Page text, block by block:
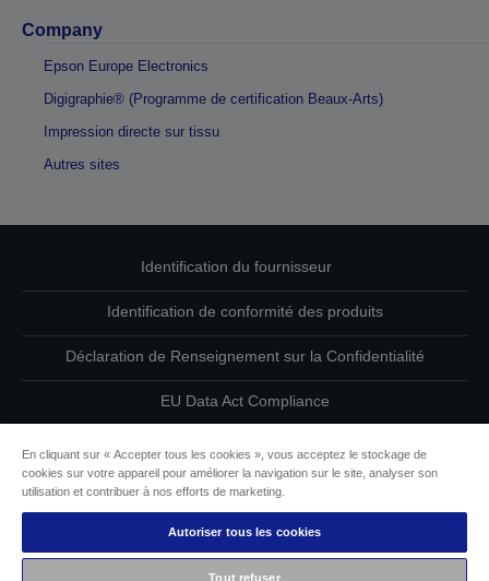
Company
Epson Europe Electronics
Digigraphie® (Programme de certification Beaux-Arts)
Impression directe sur tissu
Autres sites
Identification du fournisseur
Identification de conformité des produits
Déclaration de Renseignement sur la Confidentialité
EU Data Act Compliance
Informations sur les cookies
L’engagement d’Epson pour l’accessibilité
En cliquant sur « Accepter tous les cookies », vous acceptez le stockage de
cookies sur votre appareil pour améliorer la navigation sur le site, analyser son
utilisation et contribuer à nos efforts de marketing.
Autoriser tous les cookies
Tout refuser